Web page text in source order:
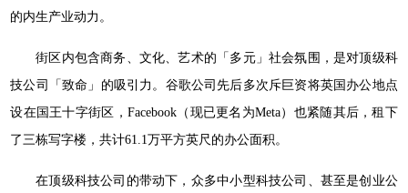
的内生产业动力。
街区内包含商务、文化、艺术的「多元」社会氛围，是对顶级科
技公司「致命」的吸引力。谷歌公司先后多次斥巨资将英国办公地点
设在国王十字街区，Facebook（现已更名为Meta）也紧随其后，租下
了三栋写字楼，共计61.1万平方英尺的办公面积。
在顶级科技公司的带动下，众多中小型科技公司、甚至是创业公